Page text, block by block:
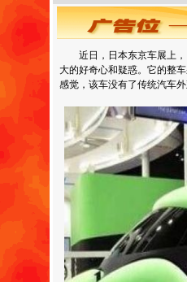
近日，日本东京车展上
大的好奇心和疑惑。它的整
感觉，该车没有了传统汽车